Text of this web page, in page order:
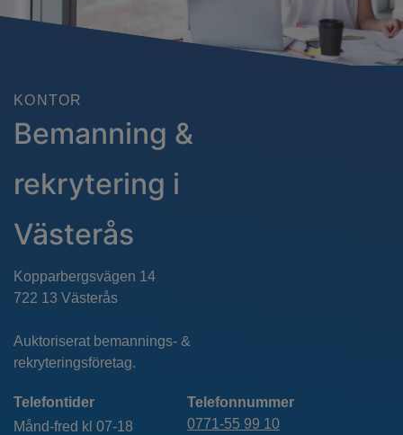
KONTOR
Bemanning &
rekrytering i
Västerås
Kopparbergsvägen 14
722 13 Västerås
Auktoriserat bemannings- &
rekryteringsföretag.
Telefontider
Månd-fred kl 07-18
Telefonnummer
0771-55 99 10